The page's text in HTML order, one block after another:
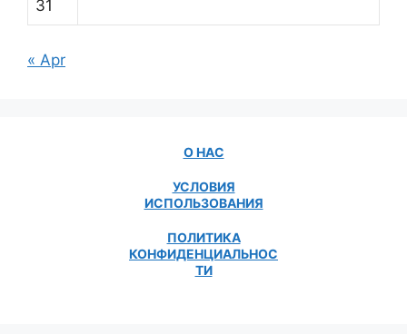
31
« Apr
О НАС
УСЛОВИЯ
ИСПОЛЬЗОВАНИЯ
ПОЛИТИКА
КОНФИДЕНЦИАЛЬНОС
ТИ